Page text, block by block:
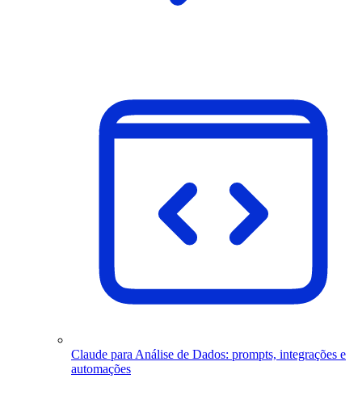
Claude para Análise de Dados: prompts, integrações e
automações